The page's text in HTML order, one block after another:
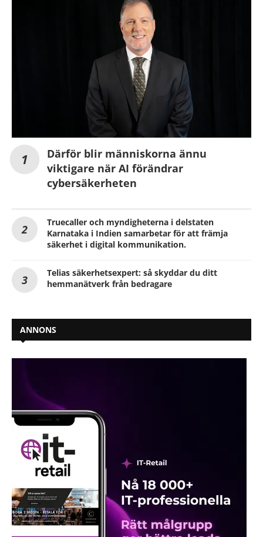
Därför blir människorna ännu
viktigare när AI förändrar
cybersäkerheten
Truecaller och myndigheterna i delstaten
Karnataka i Indien samarbetar för att främja
säkerhet i digital kommunikation.
Telias säkerhetsexpert: så skyddar du ditt
hemmanätverk från bedragare
ANNONS